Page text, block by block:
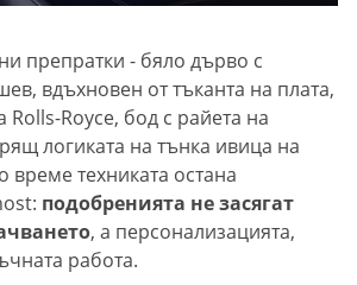
препратки - бяло дърво с
вдъхновен от тъканта на плата,
Rolls-Royce, бод с райета на
логиката на тънка ивица на
техниката остана
подобренията не засягат
, а персонализацията,
работа.